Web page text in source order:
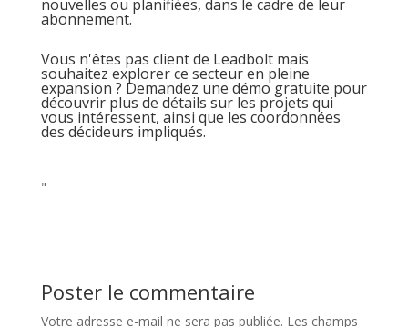
nouvelles ou planifiées, dans le cadre de leur
abonnement.
Vous n'êtes pas client de Leadbolt mais
souhaitez explorer ce secteur en pleine
expansion ? Demandez une démo gratuite pour
découvrir plus de détails sur les projets qui
vous intéressent, ainsi que les coordonnées
des décideurs impliqués.
"
Poster le commentaire
Votre adresse e-mail ne sera pas publiée. Les champs